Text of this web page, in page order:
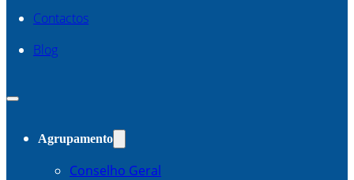
Contactos
Blog
Agrupamento
Conselho Geral